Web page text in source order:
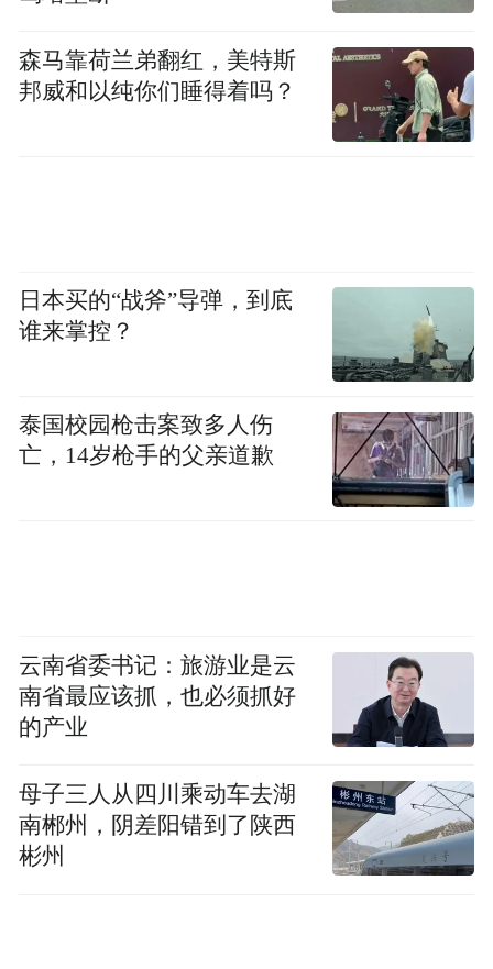
森马靠荷兰弟翻红，美特斯
邦威和以纯你们睡得着吗？
日本买的“战斧”导弹，到底
谁来掌控？
泰国校园枪击案致多人伤
亡，14岁枪手的父亲道歉
云南省委书记：旅游业是云
南省最应该抓，也必须抓好
的产业
母子三人从四川乘动车去湖
南郴州，阴差阳错到了陕西
彬州